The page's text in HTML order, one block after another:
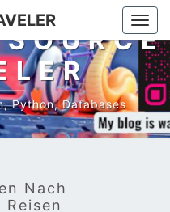
Python, Databases
Nach
Reisen